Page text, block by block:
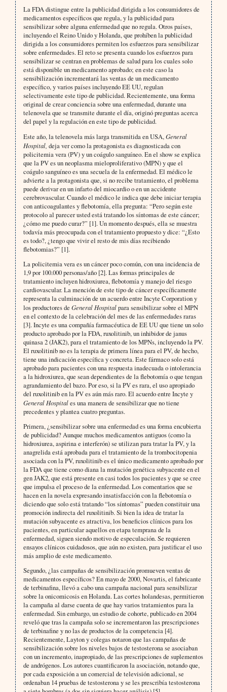
La FDA distingue entre la publicidad dirigida a los consumidores de
medicamentos específicos que regula, y la publicidad para
sensibilizar sobre alguna enfermedad que no regula. Otros países,
incluyendo el Reino Unido y Holanda, que prohíben la publicidad
dirigida a los consumidores permiten los esfuerzos para sensibilizar
sobre enfermedades. El reto se presenta cuando los esfuerzos para
sensibilizar se centran en problemas de salud para los cuales solo
está disponible un medicamento aprobado; en este caso la
sensibilización incrementará las ventas de un medicamento
específico, y varios países incluyendo EE UU, regulan
selectivamente este tipo de publicidad. Recientemente, una forma
original de crear conciencia sobre una enfermedad, durante una
telenovela que se transmite durante el día, originó preguntas acerca
del papel y la regulación en este tipo de publicidad.
Este año, la telenovela más larga transmitida en USA,General
Hospital, deja ver como la protagonista es diagnosticada con
policitemia vera (PV) y un coágulo sanguíneo. En el show se explica
que la PV es un neoplasma mieloproliferativo (MPN) y que el
coágulo sanguíneo es una secuela de la enfermedad. El médico le
advierte a la protagonista que, si no recibe tratamiento, el problema
puede derivar en un infarto del miocardio o en un accidente
cerebrovascular. Cuando el médico le indica que debe iniciar terapia
con anticoagulantes y flebotomía, ella pregunta: “Pero según este
protocolo al parecer usted está tratando los síntomas de este cáncer;
¿cómo me puedo curar?” [1]. Un momento después, ella se muestra
todavía más preocupada con el tratamiento propuesto y dice: “¿Esto
es todo?, ¿tengo que vivir el resto de mis días recibiendo
flebotomias?” [1].
La policitemia vera es un cáncer poco común, con una incidencia de
1,9 por 100.000 personas/año [2]. Las formas principales de
tratamiento incluyen hidroxiurea, flebotomía y manejo del riesgo
cardiovascular. La mención de este tipo de cáncer específicamente
representa la culminación de un acuerdo entre Incyte Corporation y
los productores de General Hospitalpara sensibilizar sobre el MPN
en el contexto de la celebración del mes de las enfermedades raras
[3]. Incyte es una compañía farmacéutica de EE UU que tiene un solo
producto aprobado por la FDA, ruxolitinib, un inhibidor de janus
quinasa 2 (JAK2), para el tratamiento de los MPNs, incluyendo la PV.
El ruxolitinib no es la terapia de primera línea para el PV, de hecho,
tiene una indicación específica y concreta. Este fármaco solo está
aprobado para pacientes con una respuesta inadecuada o intolerancia
a la hidroxiurea, que sean dependientes de la flebotomía o que tengan
agrandamiento del bazo. Por eso, si la PV es rara, el uso apropiado
del ruxolitinib en la PV es aún más raro. El acuerdo entre Incyte y
General Hospitales una manera de sensibilizar que no tiene
precedentes y plantea cuatro preguntas.
Primera, ¿sensibilizar sobre una enfermedad es una forma encubierta
de publicidad? Aunque muchos medicamentos antiguos (como la
hidroxiurea, aspirina e interferón) se utilizan para tratar la PV, y la
anagrelida está aprobada para el tratamiento de la trombocitopenia
asociada con la PV, ruxolitinib es el único medicamento aprobado por
la FDA que tiene como diana la mutación genética subyacente en el
gen JAK2, que está presente en casi todos los pacientes y que se cree
que impulsa el proceso de la enfermedad. Los comentarios que se
hacen en la novela expresando insatisfacción con la flebotomía o
diciendo que solo está tratando “los síntomas” pueden constituir una
promoción indirecta del ruxolitinib. Si bien la idea de tratar la
mutación subyacente es atractiva, los beneficios clínicos para los
pacientes, en particular aquellos en etapa temprana de la
enfermedad, siguen siendo motivo de especulación. Se requieren
ensayos clínicos cuidadosos, que aún no existen, para justificar el uso
más amplio de este medicamento.
Segundo, ¿las campañas de sensibilización promueven ventas de
medicamentos específicos? En mayo de 2000, Novartis, el fabricante
de terbinafina, llevó a cabo una campaña nacional para sensibilizar
sobre la onicomicosis en Holanda. Las cortes holandesas, permitieron
la campaña al darse cuenta de que hay varios tratamientos para la
enfermedad. Sin embargo, un estudio de cohorte, publicado en 2004
reveló que tras la campaña solo se incrementaron las prescripciones
de terbinafine y no las de productos de la competencia [4].
Recientemente, Layton y colegas notaron que las campañas de
sensibilización sobre los niveles bajos de testosterona se asociaban
con un incremento, inapropiado, de las prescripciones de suplementos
de andrógenos. Los autores cuantificaron la asociación, notando que,
por cada exposición a un comercial de televisión adicional, se
ordenaban 14 pruebas de testosterona y se les prescribía testosterona